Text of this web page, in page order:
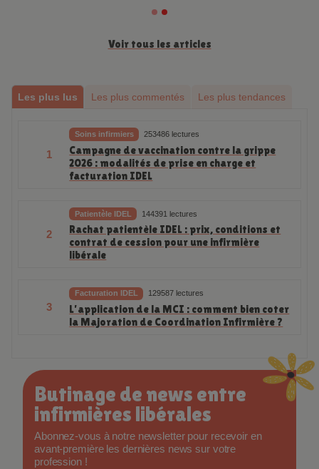
Voir tous les articles
Les plus lus Les plus commentés Les plus tendances
1
Soins infirmiers 253486 lectures
Campagne de vaccination contre la grippe
2026 : modalités de prise en charge et
facturation IDEL
2
Patientèle IDEL 144391 lectures
Rachat patientèle IDEL : prix, conditions et
contrat de cession pour une infirmière
libérale
3
Facturation IDEL 129587 lectures
L’application de la MCI : comment bien coter
la Majoration de Coordination Infirmière ?
Butinage de news entre
infirmières libérales
Abonnez-vous à notre newsletter pour recevoir en
avant-première les dernières news sur votre
profession !